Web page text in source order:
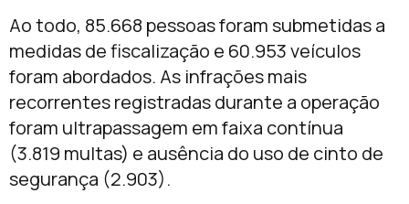
Ao todo, 85.668 pessoas foram submetidas a
medidas de fiscalização e 60.953 veículos
foram abordados. As infrações mais
recorrentes registradas durante a operação
foram ultrapassagem em faixa contínua
(3.819 multas) e ausência do uso de cinto de
segurança (2.903).